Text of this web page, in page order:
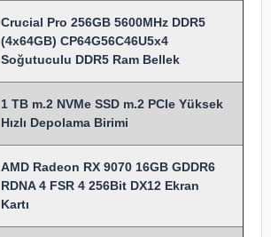
Crucial Pro 256GB 5600MHz DDR5
(4x64GB) CP64G56C46U5x4
Soğutuculu DDR5 Ram Bellek
1 TB m.2 NVMe SSD m.2 PCIe Yüksek
Hızlı Depolama Birimi
AMD Radeon RX 9070 16GB GDDR6
RDNA 4 FSR 4 256Bit DX12 Ekran
Kartı